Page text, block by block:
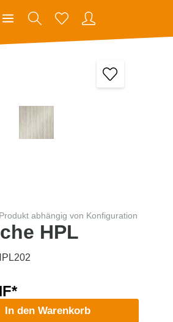
abhängig von Konfiguration
HPL
In den Warenkorb